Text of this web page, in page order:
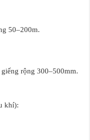
50–200m.
rộng 300–500mm.
khí):